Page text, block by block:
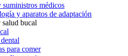
médicos
y aparatos de adaptación
bucal
para comer